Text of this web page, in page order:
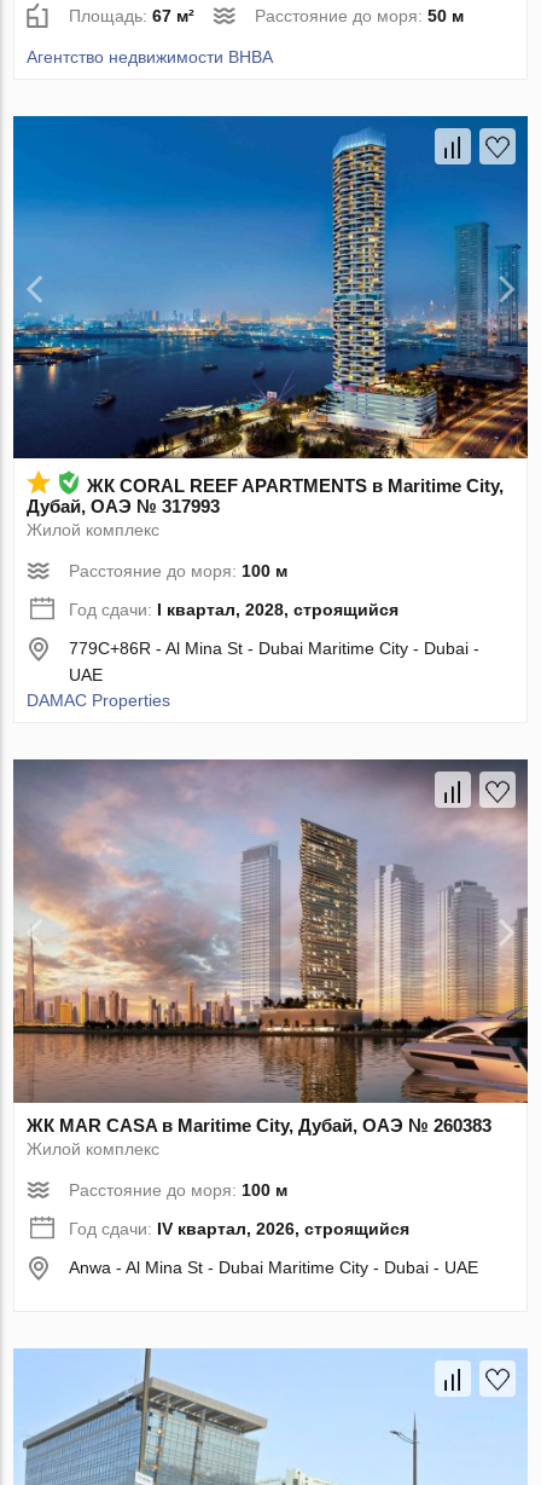
Площадь:67 м² Расстояние до моря:50 м
Агентство недвижимости BHBA
ЖК CORAL REEF APARTMENTS в Maritime City,
Дубай, ОАЭ № 317993
Жилой комплекс
Расстояние до моря:100 м
Год сдачи: I квартал, 2028, строящийся
779C+86R - Al Mina St - Dubai Maritime City - Dubai -
UAE
DAMAC Properties
ЖК MAR CASA в Maritime City, Дубай, ОАЭ № 260383
Жилой комплекс
Расстояние до моря: 100 м
Год сдачи: IV квартал, 2026, строящийся
Anwa - Al Mina St - Dubai Maritime City - Dubai - UAE